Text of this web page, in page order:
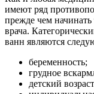
имеют ряд
прежде чем начинать
врача.
ванн являются
беременность;
грудное
детский